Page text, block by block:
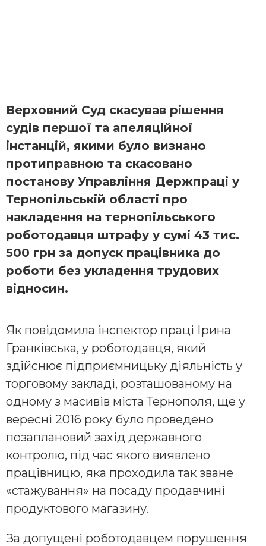
Верховний Суд скасував рішення
судів першої та апеляційної
інстанцій, якими було визнано
протиправною та скасовано
постанову Управління Держпраці у
Тернопільській області про
накладення на тернопільського
роботодавця штрафу у сумі 43 тис.
500 грн за допуск працівника до
роботи без укладення трудових
відносин.
Як повідомила інспектор праці Ірина
Гранківська, у роботодавця, який
здійснює підприємницьку діяльність у
торговому закладі, розташованому на
одному з масивів міста Тернополя, ще у
вересні 2016 року було проведено
позаплановий захід державного
контролю, під час якого виявлено
працівницю, яка проходила так зване
«стажування» на посаду продавчині
продуктового магазину.
За допущені роботодавцем порушення